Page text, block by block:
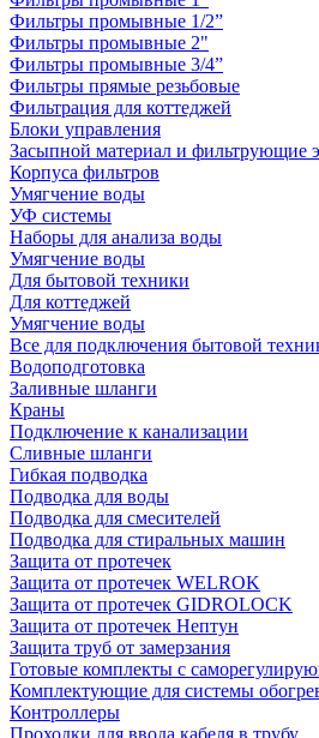
Фильтры промывные 1/2”
Фильтры промывные 2"
Фильтры промывные 3/4”
Фильтры прямые резьбовые
Фильтрация для коттеджей
Блоки управления
Засыпной материал и фильтрующие
Корпуса фильтров
Умягчение воды
УФ системы
Наборы для анализа воды
Умягчение воды
Для бытовой техники
Для коттеджей
Умягчение воды
Все для подключения бытовой
Водоподготовка
Заливные шланги
Краны
Подключение к канализации
Сливные шланги
Гибкая подводка
Подводка для воды
Подводка для смесителей
Подводка для стиральных машин
Защита от протечек
Защита от протечек WELROK
Защита от протечек GIDROLOCK
Защита от протечек Нептун
Защита труб от замерзания
Готовые комплекты с
Комплектующие для системы
Контроллеры
Проходки для ввода кабеля в трубу